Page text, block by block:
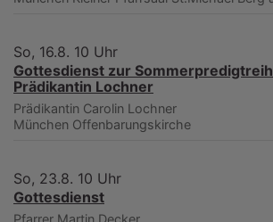
So, 16.8. 10 Uhr
Gottesdienst zur
Prädikantin Lochner
Prädikantin Carolin Lochner
München Offenbarungskirche
So, 23.8. 10 Uhr
Gottesdienst